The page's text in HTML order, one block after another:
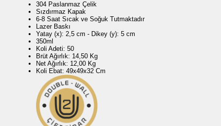
304 Paslanmaz Çelik
Sızdırmaz Kapak
6-8 Saat Sıcak ve Soğuk Tutmaktadır
Lazer Baskı
Yatay (x): 2,5 cm - Dikey (y): 5 cm
350ml
Koli Adeti: 50
Brüt Ağırlık: 14,50 Kg
Net Ağırlık: 12,00 Kg
Koli Ebat: 49x49x32 Cm